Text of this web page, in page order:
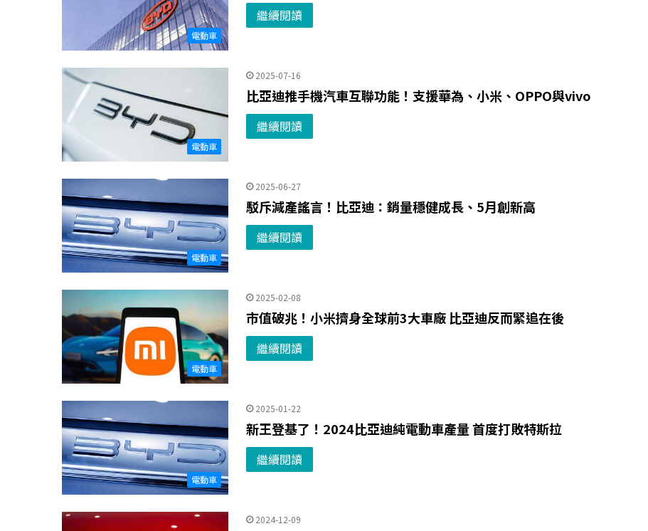
電動車
繼續閱讀
電動車
2025-07-16
比亞迪推手機汽車互聯功能！支援華為、小米、OPPO與vivo
繼續閱讀
電動車
2025-06-27
駁斥減產謠言！比亞迪：銷量穩健成長、5月創新高
繼續閱讀
電動車
2025-02-08
市值破兆！小米擠身全球前3大車廠 比亞迪反而緊追在後
繼續閱讀
電動車
2025-01-22
新王登基了！2024比亞迪純電動車產量 首度打敗特斯拉
繼續閱讀
2024-12-09